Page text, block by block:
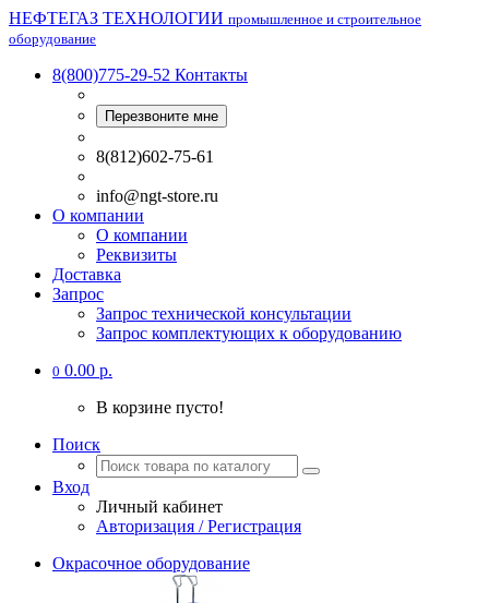
НЕФТЕГАЗ ТЕХНОЛОГИИ промышленное и строительное
оборудование
8(800)775-29-52 Контакты
Перезвоните мне
8(812)602-75-61
info@ngt-store.ru
О компании
О компании
Реквизиты
Доставка
Запрос
Запрос технической консультации
Запрос комплектующих к оборудованию
0 0.00 р.
В корзине пусто!
Поиск
Вход
Личный кабинет
Авторизация / Регистрация
Окрасочное оборудование